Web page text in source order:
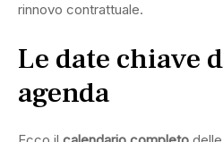
rinnovo contrattuale.
Le date chiave
agenda